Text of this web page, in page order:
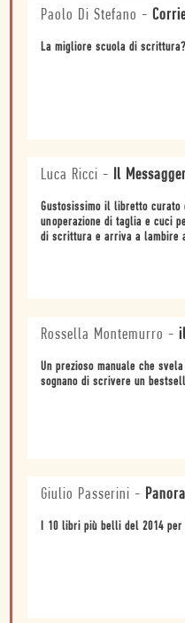
Paolo Di Stefano -
La migliore scuola di
Luca Ricci - Il
Gustosissimo il libretto curato
unoperazione di taglia e cuci
di scrittura e arriva a lambire
Rossella Montemurro -
Un prezioso manuale che
sognano di scrivere un
Giulio Passerini -
I 10 libri più belli del 2014 per